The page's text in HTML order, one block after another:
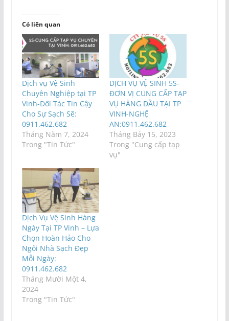
Có liên quan
Dịch vụ Vệ Sinh
Chuyên Nghiệp tại TP
Vinh-Đối Tác Tin Cậy
Cho Sự Sạch Sẽ:
0911.462.682
Tháng Năm 7, 2024
Trong "Tin Tức"
DỊCH VỤ VỆ SINH 5S-
ĐƠN VỊ CUNG CẤP TẠP
VỤ HÀNG ĐẦU TẠI TP
VINH-NGHỆ
AN:0911.462.682
Tháng Bảy 15, 2023
Trong "Cung cấp tạp
vụ"
Dịch Vụ Vệ Sinh Hàng
Ngày Tại TP Vinh – Lựa
Chọn Hoàn Hảo Cho
Ngôi Nhà Sạch Đẹp
Mỗi Ngày:
0911.462.682
Tháng Mười Một 4,
2024
Trong "Tin Tức"